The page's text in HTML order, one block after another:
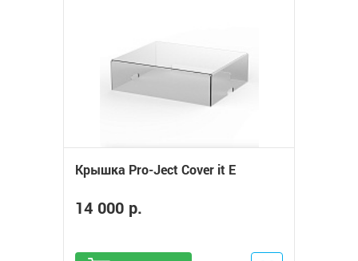
Крышка Pro-Ject Cover it E
14 000 р.